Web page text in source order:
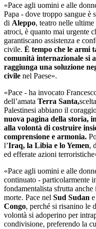
«Pace agli uomini e alle
Papa - dove troppo sangue è
di Aleppo, teatro nelle
atroci, è quanto mai urgente
garantiscano assistenza e
civile. È tempo che le armi
comunità internazionale si
raggiunga una soluzione
civile nel Paese».
«Pace - ha invocato
dell’amata Terra Santa,
Palestinesi abbiano il
nuova pagina della storia,
alla volontà di costruire
comprensione e armonia.
l’Iraq, la Libia e lo Yemen,
ed efferate azioni
«Pace agli uomini e alle
continuato - particolarmente
fondamentalista sfrutta
morte. Pace nel Sud Sudan
Congo, perché si risanino le
volontà si adoperino per
condivisione, preferendo la